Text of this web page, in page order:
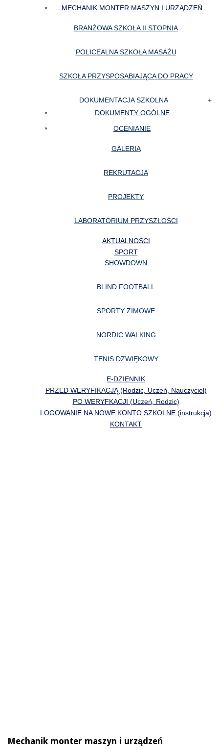
MECHANIK MONTER MASZYN I URZĄDZEŃ
BRANŻOWA SZKOŁA II STOPNIA
POLICEALNA SZKOŁA MASAŻU
SZKOŁA PRZYSPOSABIAJĄCA DO PRACY
DOKUMENTACJA SZKOLNA
DOKUMENTY OGÓLNE
OCENIANIE
GALERIA
REKRUTACJA
PROJEKTY
LABORATORIUM PRZYSZŁOŚCI
AKTUALNOŚCI
SPORT
SHOWDOWN
BLIND FOOTBALL
SPORTY ZIMOWE
NORDIC WALKING
TENIS DZWIĘKOWY
E-DZIENNIK
PRZED WERYFIKACJĄ (Rodzic, Uczeń, Nauczyciel)
PO WERYFKACJI (Uczeń, Rodzic)
LOGOWANIE NA NOWE KONTO SZKOLNE (instrukcja)
KONTAKT
Mechanik monter maszyn i urządzeń